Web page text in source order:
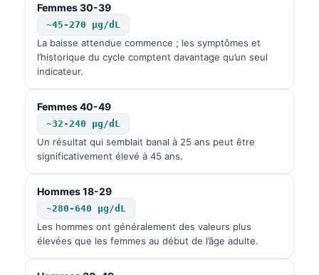
Femmes 30-39
~45-270 µg/dL
La baisse attendue commence ; les symptômes et
l’historique du cycle comptent davantage qu’un seul
indicateur.
Femmes 40-49
~32-240 µg/dL
Un résultat qui semblait banal à 25 ans peut être
significativement élevé à 45 ans.
Hommes 18-29
~280-640 µg/dL
Les hommes ont généralement des valeurs plus
élevées que les femmes au début de l’âge adulte.